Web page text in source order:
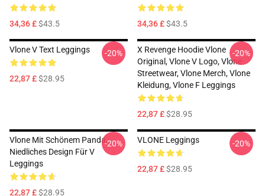
34,36 £$43.5 34,36 £$43.5
Vlone V Text Leggings
22,87 £$28.95
-20%
X Revenge Hoodie Vlone
Original, Vlone V Logo, Vlone
Streetwear, Vlone Merch, Vlone
Kleidung, Vlone F Leggings
22,87 £$28.95
-20%
Vlone Mit Schönem Panda,
Niedliches Design Für V
Leggings
22,87 £$28.95
-20% VLONE Leggings
22,87 £$28.95
-20%